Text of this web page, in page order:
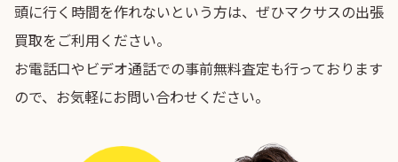
頭に行く時間を作れないという方は、ぜひマクサスの出張
買取をご利用ください。
お電話口やビデオ通話での事前無料査定も行っております
ので、お気軽にお問い合わせください。